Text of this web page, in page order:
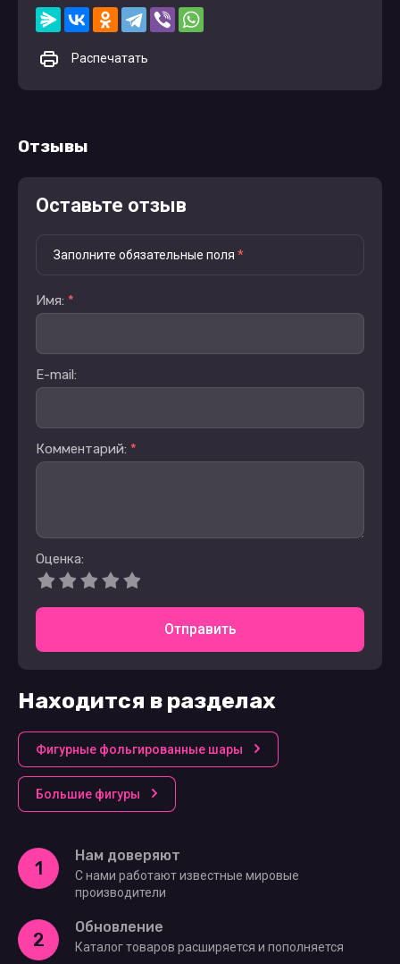
Распечатать
Отзывы
Оставьте отзыв
Заполните обязательные поля *
Имя: *
E-mail:
Комментарий: *
Оценка:
Отправить
Находится в разделах
Фигурные фольгированные шары
Большие фигуры
1
Нам доверяют
С нами работают известные мировые
производители
2
Обновление
Каталог товаров расширяется и пополняется